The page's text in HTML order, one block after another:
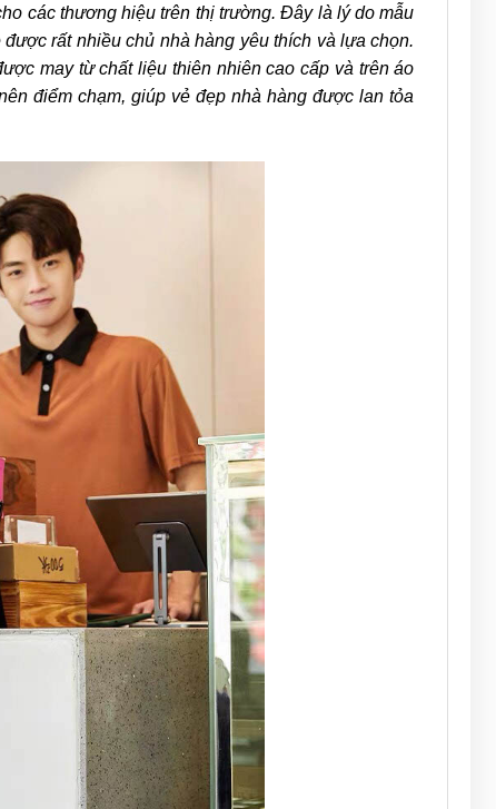
các thương hiệu trên thị trường. Đây là lý do mẫu
rất nhiều chủ nhà hàng yêu thích và lựa chọn.
may từ chất liệu thiên nhiên cao cấp và trên áo
điểm chạm, giúp vẻ đẹp nhà hàng được lan tỏa